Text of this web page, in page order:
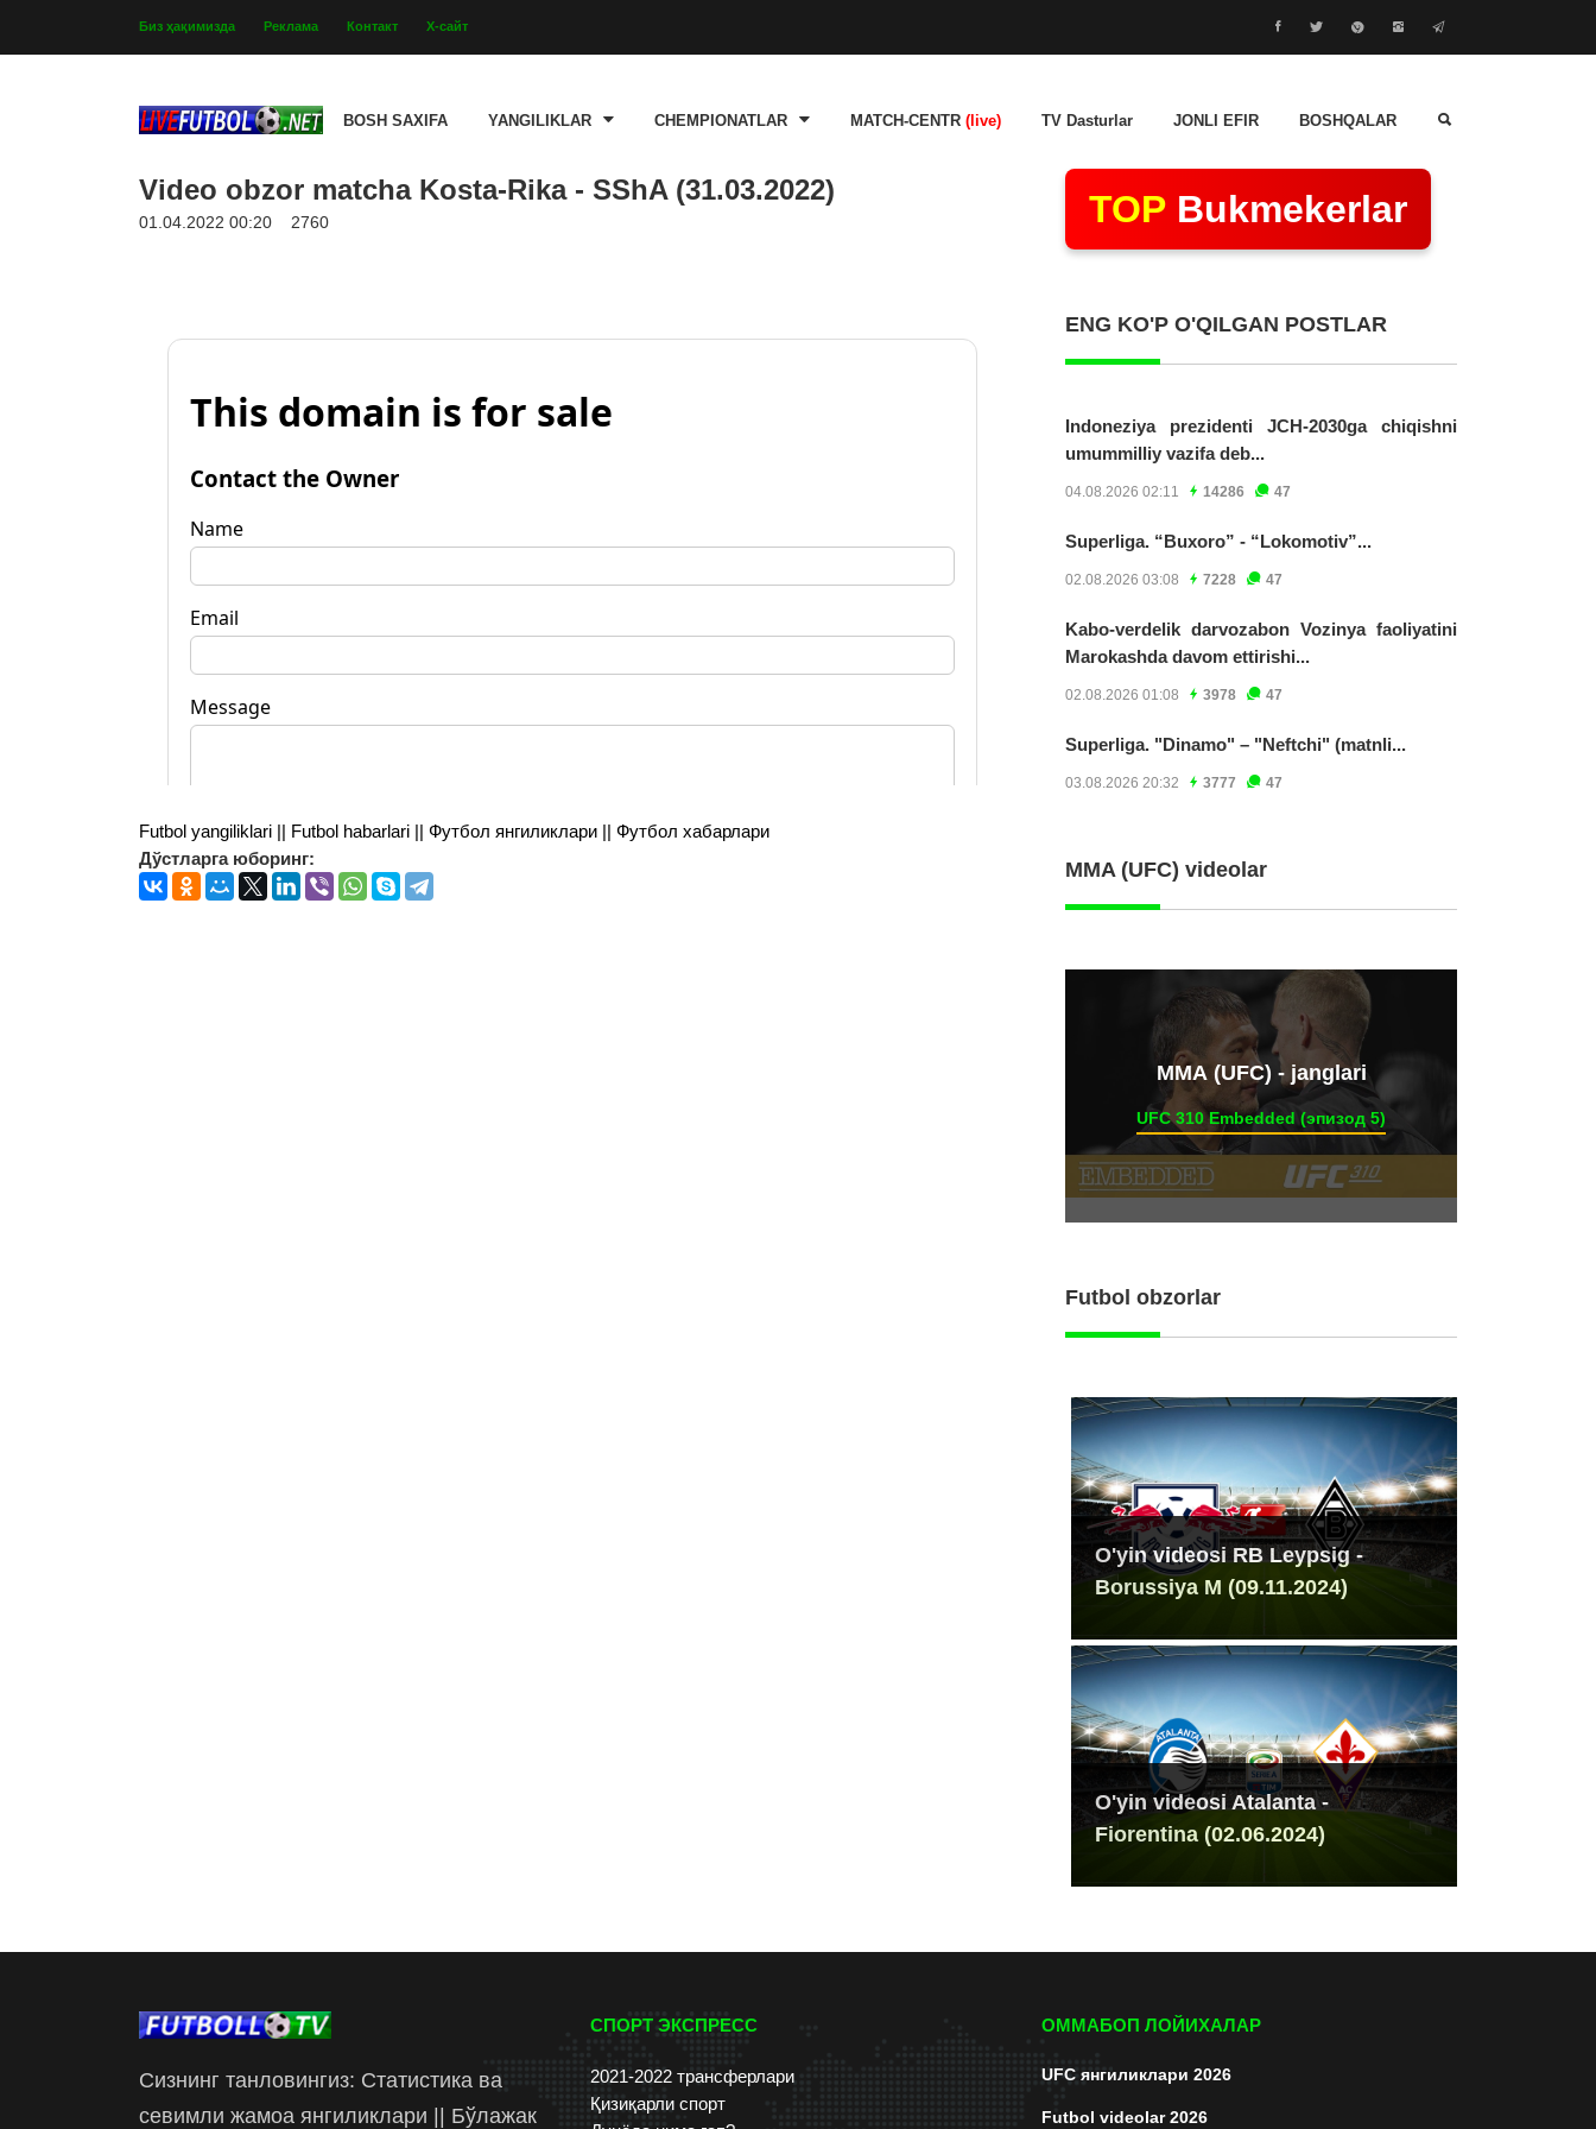
Биз ҳақимизда Реклама Контакт Х-сайт
BOSH SAXIFA YANGILIKLAR CHEMPIONATLAR MATCH-CENTR (live) TV Dasturlar JONLI EFIR BOSHQALAR
Video obzor matcha Kosta-Rika - SShA (31.03.2022)
01.04.2022 00:20 2760
Futbol yangiliklari || Futbol habarlari || Футбол янгиликлари || Футбол хабарлари
Дўстларга юборинг:
TOP Bukmekerlar
ENG KO'P O'QILGAN POSTLAR
Indoneziya prezidenti JCH-2030ga chiqishni
umummilliy vazifa deb...
04.08.2026 02:11 14286 47
Superliga. “Buxoro” - “Lokomotiv”...
02.08.2026 03:08 7228 47
Kabo-verdelik darvozabon Vozinya faoliyatini
Marokashda davom ettirishi...
02.08.2026 01:08 3978 47
Superliga. "Dinamo" – "Neftchi" (matnli...
03.08.2026 20:32 3777 47
MMA (UFC) videolar
ММА (UFC) - janglari
UFC 310 Embedded (эпизод 5)
Futbol obzorlar
O'yin videosi RB Leypsig -
Borussiya M (09.11.2024)
O'yin videosi Atalanta -
Fiorentina (02.06.2024)
Сизнинг танловингиз: Статистика ва
севимли жамоа янгиликлари || Бўлажак
СПОРТ ЭКСПРЕСС
2021-2022 трансферлари
Қизиқарли спорт
ОММАБОП ЛОЙИХАЛАР
UFC янгиликлари 2026
Futbol videolar 2026